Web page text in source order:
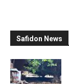
Safidon News